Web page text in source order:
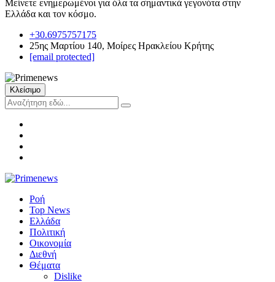
Μείνετε ενημερωμένοι για όλα τα σημαντικά γεγονότα στην
Ελλάδα και τον κόσμο.
+30.6975757175
25ης Μαρτίου 140, Μοίρες Ηρακλείου Κρήτης
[email protected]
Κλείσιμο
Ροή
Top News
Ελλάδα
Πολιτική
Οικονομία
Διεθνή
Θέματα
Dislike